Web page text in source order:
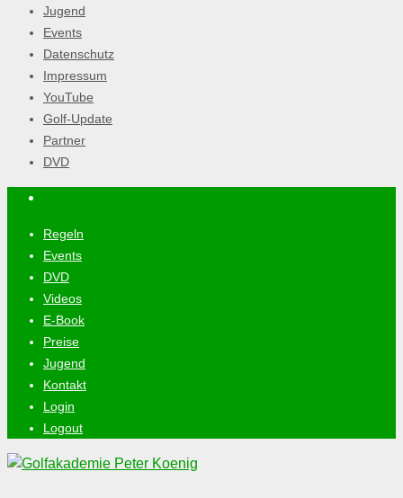
Jugend
Events
Datenschutz
Impressum
YouTube
Golf-Update
Partner
DVD
Regeln
Events
DVD
Videos
E-Book
Preise
Jugend
Kontakt
Login
Logout